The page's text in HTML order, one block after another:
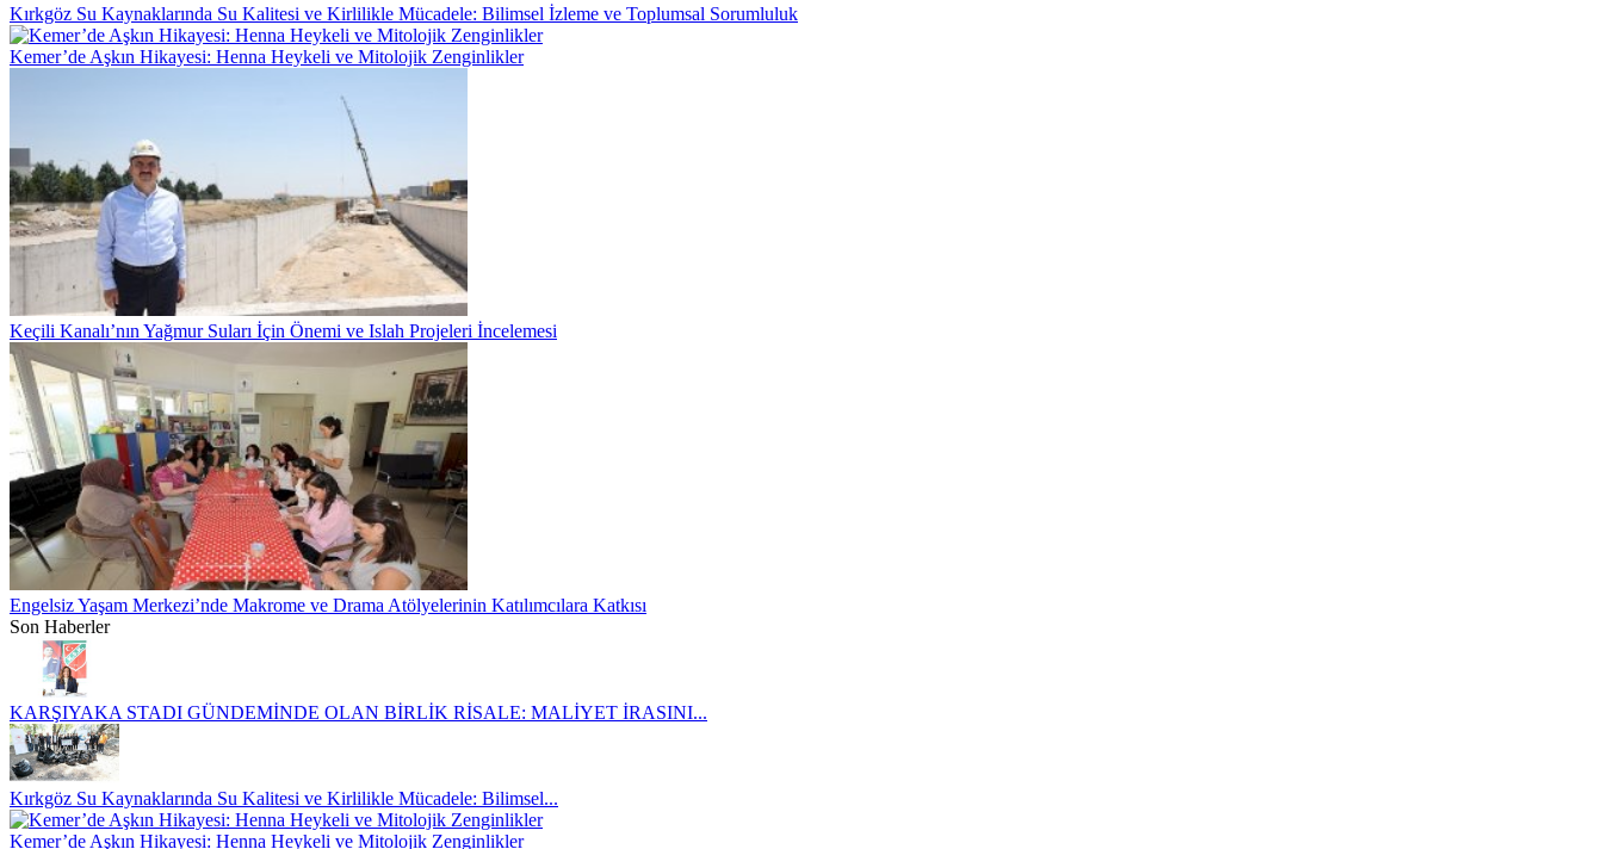
Kırkgöz Su Kaynaklarında Su Kalitesi ve Kirlilikle Mücadele: Bilimsel İzleme ve Toplumsal Sorumluluk
Kemer’de Aşkın Hikayesi: Henna Heykeli ve Mitolojik Zenginlikler
Keçili Kanalı’nın Yağmur Suları İçin Önemi ve Islah Projeleri İncelemesi
Engelsiz Yaşam Merkezi’nde Makrome ve Drama Atölyelerinin Katılımcılara Katkısı
Son Haberler
KARŞIYAKA STADI GÜNDEMİNDE OLAN BİRLİK RİSALE: MALİYET İRASINI...
Kırkgöz Su Kaynaklarında Su Kalitesi ve Kirlilikle Mücadele: Bilimsel...
Kemer’de Aşkın Hikayesi: Henna Heykeli ve Mitolojik Zenginlikler